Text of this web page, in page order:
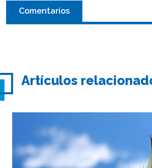
Comentarios
Artículos